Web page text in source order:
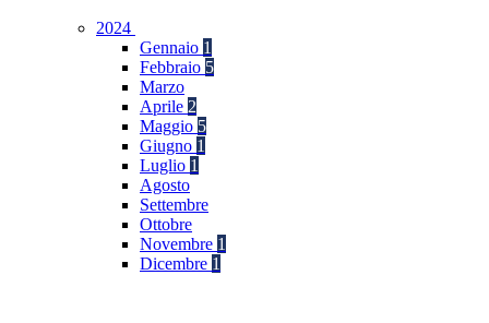
2024
Gennaio 1
Febbraio 5
Marzo
Aprile 2
Maggio 5
Giugno 1
Luglio 1
Agosto
Settembre
Ottobre
Novembre 1
Dicembre 1